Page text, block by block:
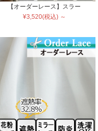
【オーダーレース】スラー
¥3,520(税込) ～